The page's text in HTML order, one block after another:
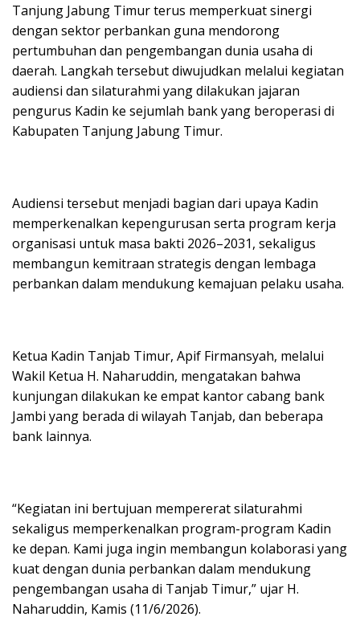
Tanjung Jabung Timur terus memperkuat sinergi
dengan sektor perbankan guna mendorong
pertumbuhan dan pengembangan dunia usaha di
daerah. Langkah tersebut diwujudkan melalui kegiatan
audiensi dan silaturahmi yang dilakukan jajaran
pengurus Kadin ke sejumlah bank yang beroperasi di
Kabupaten Tanjung Jabung Timur.
Audiensi tersebut menjadi bagian dari upaya Kadin
memperkenalkan kepengurusan serta program kerja
organisasi untuk masa bakti 2026–2031, sekaligus
membangun kemitraan strategis dengan lembaga
perbankan dalam mendukung kemajuan pelaku usaha.
Ketua Kadin Tanjab Timur, Apif Firmansyah, melalui
Wakil Ketua H. Naharuddin, mengatakan bahwa
kunjungan dilakukan ke empat kantor cabang bank
Jambi yang berada di wilayah Tanjab, dan beberapa
bank lainnya.
“Kegiatan ini bertujuan mempererat silaturahmi
sekaligus memperkenalkan program-program Kadin
ke depan. Kami juga ingin membangun kolaborasi yang
kuat dengan dunia perbankan dalam mendukung
pengembangan usaha di Tanjab Timur,” ujar H.
Naharuddin, Kamis (11/6/2026).